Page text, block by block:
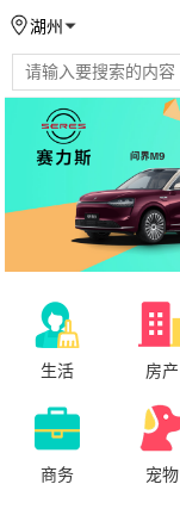
湖州
生活 房产
商务 宠物